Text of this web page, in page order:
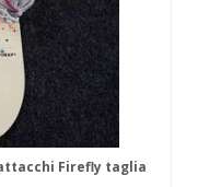
attacchi Firefly taglia